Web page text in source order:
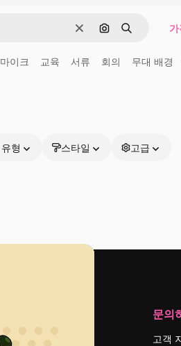
지우기이미지로 검색
검색
마이크 교육 서류 회의 무대 배경
형 스타일 고급
가격
문의
고객